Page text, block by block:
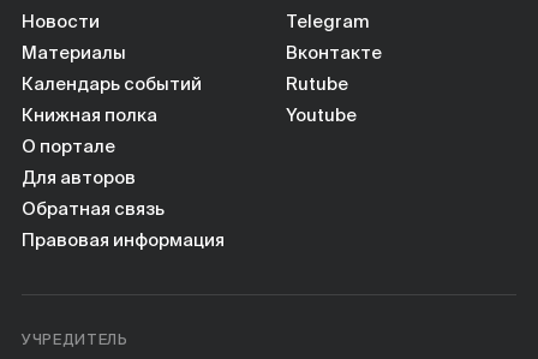
Новости
Материалы
Календарь событий
Книжная полка
О портале
Для авторов
Обратная связь
Правовая информация
Telegram
Вконтакте
Rutube
Youtube
УЧРЕДИТЕЛЬ